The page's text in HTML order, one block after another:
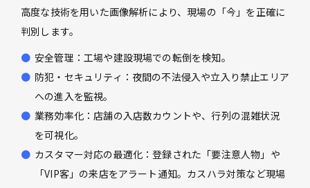
高度な技術を用いた画像解析により、現場の「今」を正確に
判別します。
安全管理：工場や建設現場での転倒を検知。
防犯・セキュリティ：夜間の不法侵入や立入り禁止エリア
への進入を監視。
業務効率化：店舗の入店数カウントや、行列の混雑状況
を可視化。
カスタマー対応の最適化：登録された「要注意人物」や
「VIP客」の来店をアラート通知。カスハラ対策など現場